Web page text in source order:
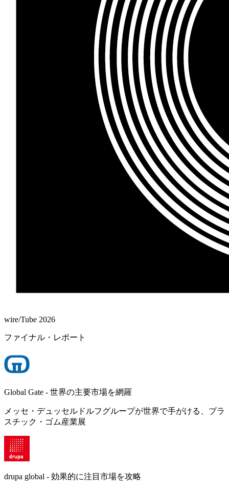
wire/Tube 2026
ファイナル・レポート
Global Gate - 世界の主要市場を網羅
メッセ・デュッセルドルフグループが世界で手がける、プラ
スチック・ゴム産業展
drupa global - 効果的に注目市場を攻略